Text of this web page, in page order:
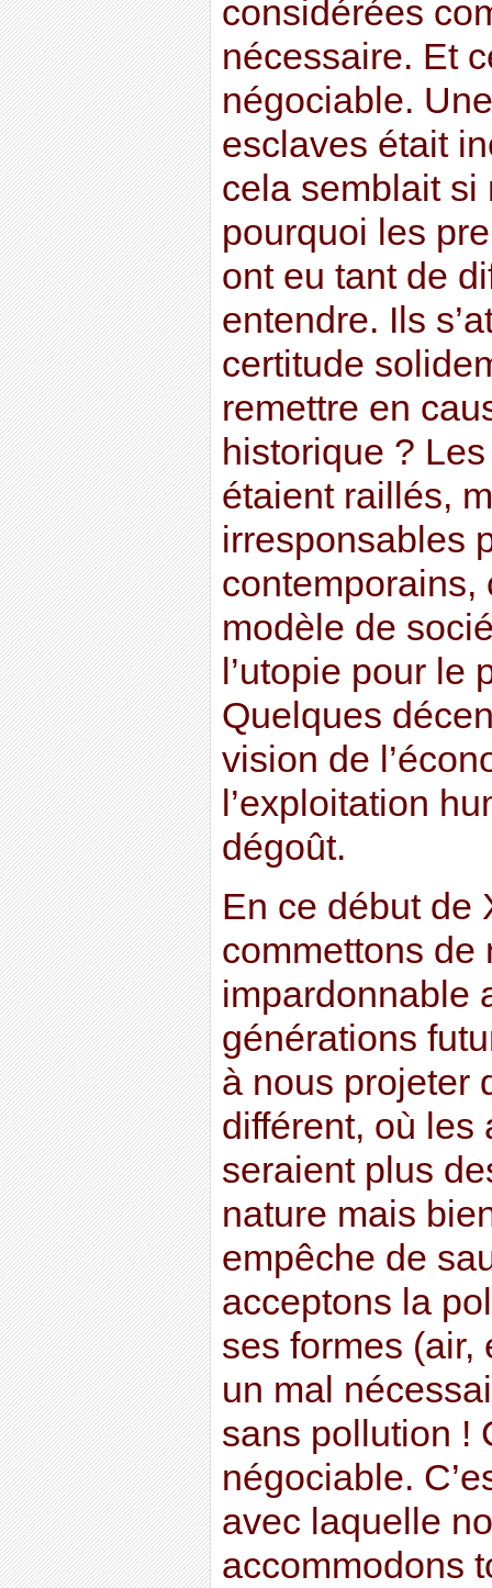
considérées
nécessaire. Et
négociable.
esclaves était
cela semblait si
pourquoi les
ont eu tant de
entendre. Ils
certitude
remettre en
historique ?
étaient raillés,
irresponsables
contemporains,
modèle de
l’utopie pour le
Quelques
vision de
l’exploitation
dégoût.
En ce début de
commettons de
impardonnable
générations
à nous projeter
différent, où les
seraient plus
nature mais
empêche de
acceptons la
ses formes
un mal
sans pollution !
négociable.
avec laquelle
accommodons